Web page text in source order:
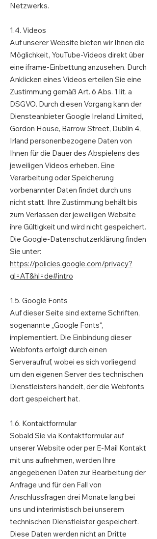
Netzwerks.
1.4. Videos
Auf unserer Website bieten wir Ihnen die
Möglichkeit, YouTube-Videos direkt über
eine iframe-Einbettung anzusehen. Durch
Anklicken eines Videos erteilen Sie eine
Zustimmung gemäß Art. 6 Abs. 1 lit. a
DSGVO. Durch diesen Vorgang kann der
Diensteanbieter Google Ireland Limited,
Gordon House, Barrow Street, Dublin 4,
Irland personenbezogene Daten von
Ihnen für die Dauer des Abspielens des
jeweiligen Videos erheben. Eine
Verarbeitung oder Speicherung
vorbenannter Daten findet durch uns
nicht statt. Ihre Zustimmung behält bis
zum Verlassen der jeweiligen Website
ihre Gültigkeit und wird nicht gespeichert.
Die Google-Datenschutzerklärung finden
Sie unter:
https://policies.google.com/privacy?
gl=AT&hl=de#intro
1.5. Google Fonts
Auf dieser Seite sind externe Schriften,
sogenannte „Google Fonts“,
implementiert. Die Einbindung dieser
Webfonts erfolgt durch einen
Serveraufruf, wobei es sich vorliegend
um den eigenen Server des technischen
Dienstleisters handelt, der die Webfonts
dort gespeichert hat.
1.6. Kontaktformular
Sobald Sie via Kontaktformular auf
unserer Website oder per E-Mail Kontakt
mit uns aufnehmen, werden Ihre
angegebenen Daten zur Bearbeitung der
Anfrage und für den Fall von
Anschlussfragen drei Monate lang bei
uns und interimistisch bei unserem
technischen Dienstleister gespeichert.
Diese Daten werden nicht an Dritte